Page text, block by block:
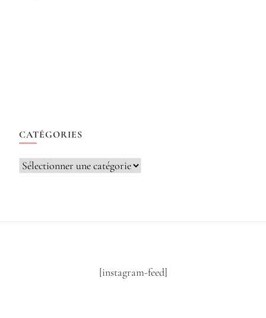
CATÉGORIES
Catégories
[instagram-feed]